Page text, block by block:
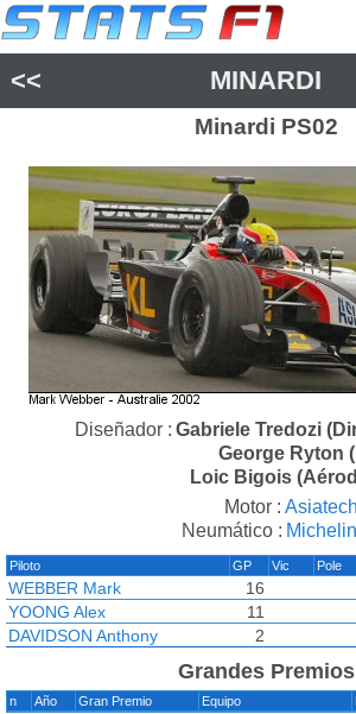
<< MINARDI
Minardi PS02
Diseñador : Gabriele Tredozi
George Ryton
Loic Bigois
Motor : Asiatech
Neumático : Michelin
Piloto GP Vic Pole
WEBBER Mark 16
YOONG Alex
11
DAVIDSON Anthony
2
Grandes Premios
n Año Gran Premio Equipo